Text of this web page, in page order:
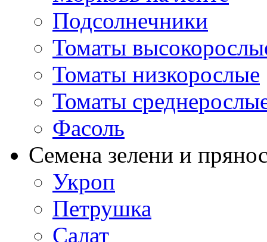
Подсолнечники
Томаты
Томаты низкорослые
Томаты
Фасоль
Семена зелени и
Укроп
Петрушка
Салат